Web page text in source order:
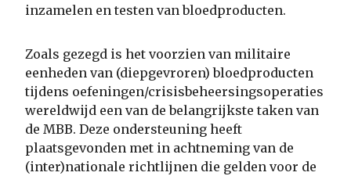
inzamelen en testen van bloedproducten.
Zoals gezegd is het voorzien van militaire
eenheden van (diepgevroren) bloedproducten
tijdens oefeningen/crisisbeheersingsoperaties
wereldwijd een van de belangrijkste taken van
de MBB. Deze ondersteuning heeft
plaatsgevonden met in achtneming van de
(inter)nationale richtlijnen die gelden voor de